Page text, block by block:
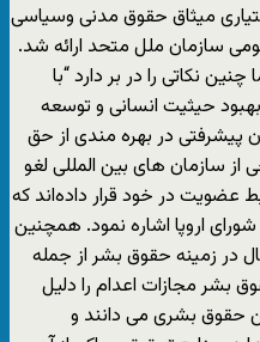
پروتکل اختیاری میثاق حقوق مدنی وسیاسی
سازمان ملل متحد ارائه شد.
نکاتی را در بر دارد “با
بهبود حیثیت انسانی و توسعه
پیشرفتی در بهره مندی از حق
سازمان های بین المللی لغو
عضویت در خود قرار داده‌اند که
شورای اروپا اشاره نمود. همچنین
در زمینه حقوق بشر از جمله
بشر مجازات اعدام را دلیل
حقوق بشری می دانند و